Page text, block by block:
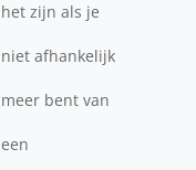
het zijn als je
niet afhankelijk
meer bent van
een